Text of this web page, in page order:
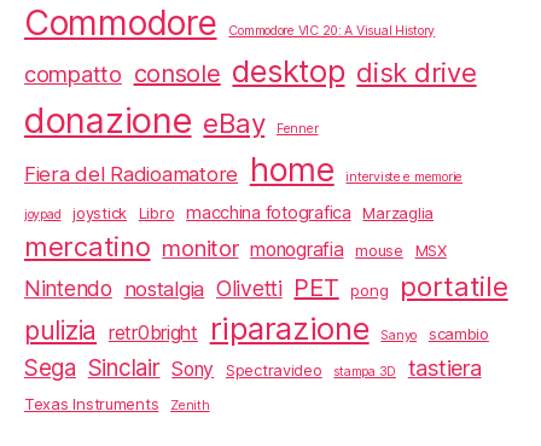
Commodore Commodore VIC 20: A Visual History
compatto console desktop disk drive
donazione eBay Fenner
Fiera del Radioamatore home interviste e memorie
joypad joystick Libro macchina fotografica Marzaglia
mercatino monitor monografia mouse MSX
Nintendo nostalgia Olivetti PET pong portatile
pulizia retr0bright riparazione Sanyo scambio
Sega Sinclair Sony Spectravideo stampa 3D tastiera
Texas Instruments Zenith